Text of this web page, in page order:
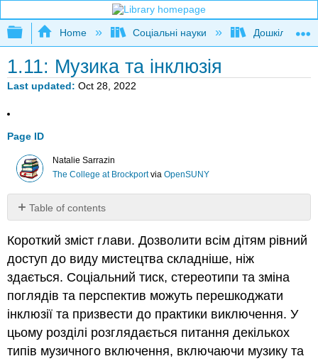
Expand/collapse global hierarchy
Home Соціальні науки Дошкільна
1.11: Музика та інклюзія
Last updated Oct 28, 2022
Page ID
Natalie Sarrazin
The College at Brockportvia OpenSUNY
Table of contents
в
музиці
II.
терапія
та
зцілення
Музика
Короткий зміст глави. Дозволити всім дітям рівний
доступ до виду мистецтва складніше, ніж
здається. Соціальний тиск, стереотипи та зміна
поглядів та перспектив можуть перешкоджати
інклюзії та призвести до практики виключення. У
цьому розділі розглядається питання декількох
типів музичного включення, включаючи музику та